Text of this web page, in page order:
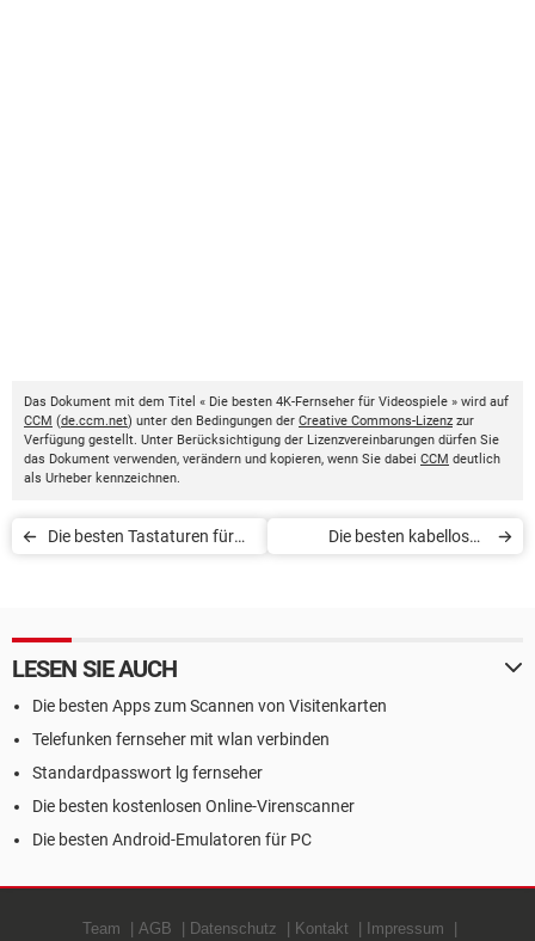
Das Dokument mit dem Titel « Die besten 4K-Fernseher für Videospiele » wird auf
CCM (de.ccm.net) unter den Bedingungen der Creative Commons-Lizenz zur
Verfügung gestellt. Unter Berücksichtigung der Lizenzvereinbarungen dürfen Sie
das Dokument verwenden, verändern und kopieren, wenn Sie dabei CCM deutlich
als Urheber kennzeichnen.
Die besten Tastaturen für
Die besten kabellosen
LESEN SIE AUCH
Die besten Apps zum Scannen von Visitenkarten
Telefunken fernseher mit wlan verbinden
Standardpasswort lg fernseher
Die besten kostenlosen Online-Virenscanner
Die besten Android-Emulatoren für PC
Team AGB Datenschutz Kontakt Impressum